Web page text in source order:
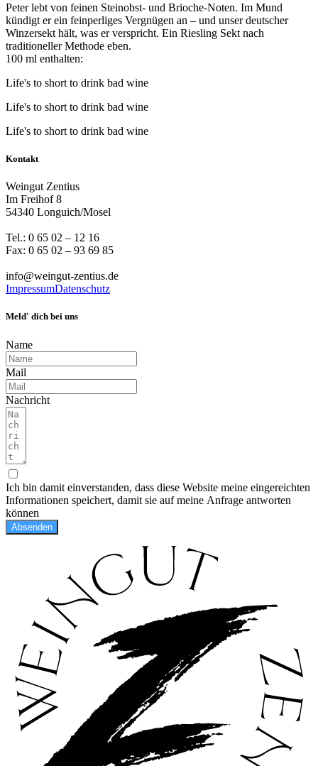
Peter lebt von feinen Steinobst- und Brioche-Noten. Im Mund
kündigt er ein feinperliges Vergnügen an – und unser deutscher
Winzersekt hält, was er verspricht. Ein Riesling Sekt nach
traditioneller Methode eben.
100 ml enthalten:
Life's to short to drink bad wine
Life's to short to drink bad wine
Life's to short to drink bad wine
Kontakt
Weingut Zentius
Im Freihof 8
54340 Longuich/Mosel
Tel.: 0 65 02 – 12 16
Fax: 0 65 02 – 93 69 85
info@weingut-zentius.de
ImpressumDatenschutz
Meld' dich bei uns
Name
Mail
Nachricht
Ich bin damit einverstanden, dass diese Website meine eingereichten
Informationen speichert, damit sie auf meine Anfrage antworten
können
Absenden